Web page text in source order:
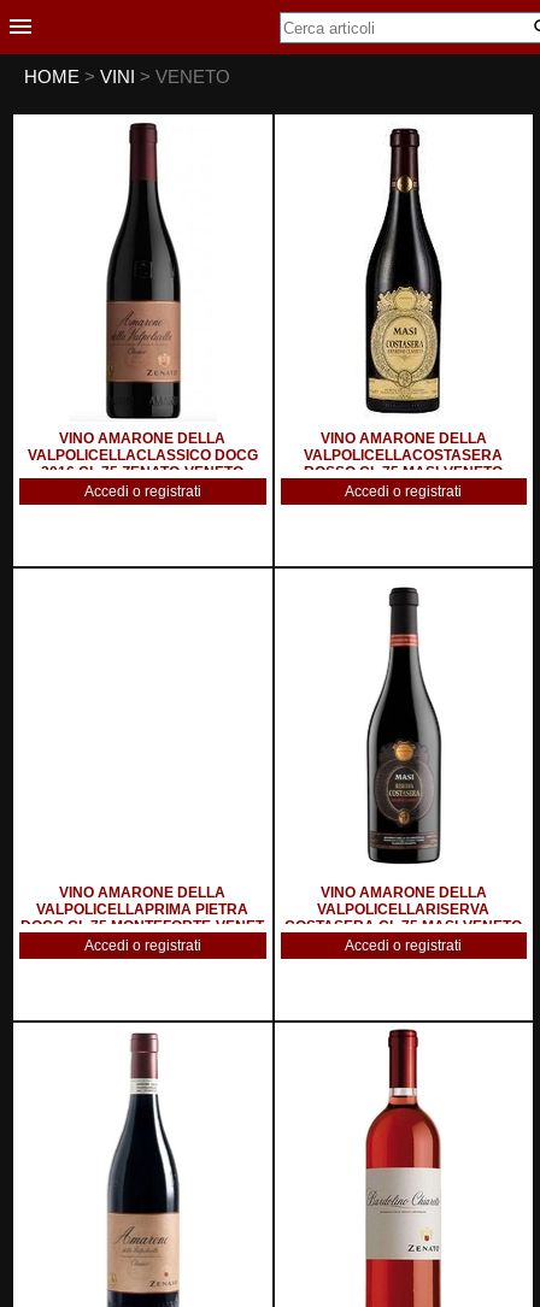
HOME > VINI > VENETO
VINO AMARONE DELLA
VALPOLICELLACLASSICO DOCG
2016 CL.75 ZENATO-VENETO
Accedi o registrati
VINO AMARONE DELLA
VALPOLICELLACOSTASERA
ROSSO CL.75 MASI-VENETO
Accedi o registrati
VINO AMARONE DELLA
VALPOLICELLAPRIMA PIETRA
DOCG CL.75 MONTEFORTE-VENET
Accedi o registrati
VINO AMARONE DELLA
VALPOLICELLARISERVA
COSTASERA CL.75 MASI-VENETO
Accedi o registrati